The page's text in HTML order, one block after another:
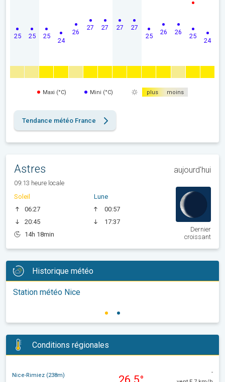
25 25 25
24
26
27 27 27 27
25
26 26
25
24
Maxi (°C) Mini (°C) plus moins
Tendance météo France
Astres aujourd'hui
09:13 heure locale
Soleil
06:27
20:45
14h 18min
Lune
00:57
17:37
Dernier
croissant
Historique météo
Station météo Nice
Conditions régionales
Nice-Rimiez (238m)
-